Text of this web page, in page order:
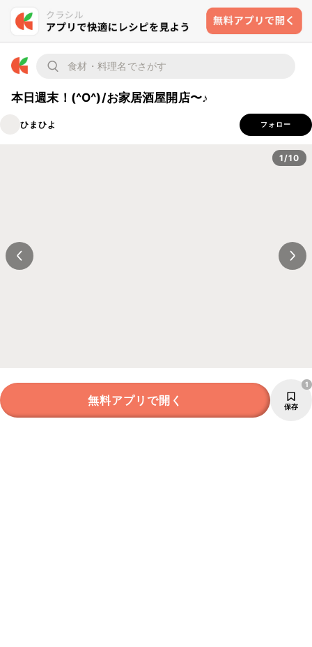
本日週末！(^O^)/お家居酒屋開店〜♪
ひまひよ フォロー
1/10
無料アプリで開く 保存
1